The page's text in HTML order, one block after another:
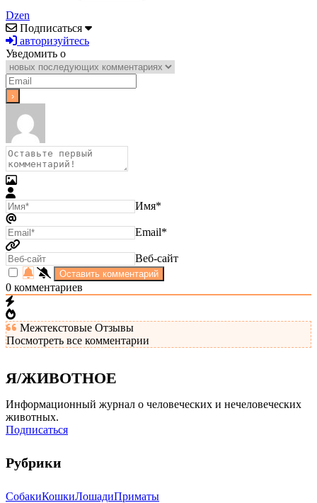
Dzen
Подписаться
авторизуйтесь
Уведомить о
Имя*
Email*
Веб-сайт
0 комментариев
Межтекстовые Отзывы
Посмотреть все комментарии
Я/ЖИВОТНОЕ
Информационный журнал о человеческих и нечеловеческих
животных.
Подписаться
Рубрики
СобакиКошкиЛошадиПриматы